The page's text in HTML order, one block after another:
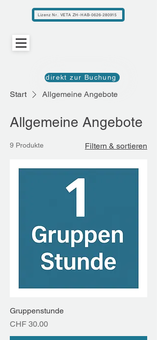
Lizenz Nr. VETA ZH-HAB-0626-280915
direkt zur Buchung
Start Allgemeine Angebote
Allgemeine Angebote
9 Produkte Filtern & sortieren
Gruppenstunde
Preis
CHF 30.00